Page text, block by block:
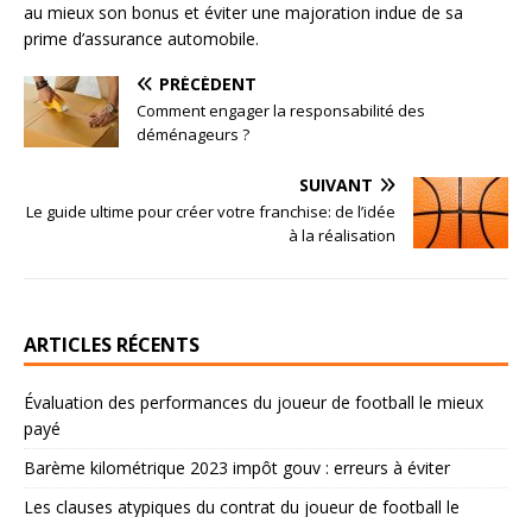
au mieux son bonus et éviter une majoration indue de sa
prime d’assurance automobile.
PRÉCÉDENT
Comment engager la responsabilité des
déménageurs ?
SUIVANT
Le guide ultime pour créer votre franchise: de l’idée
à la réalisation
ARTICLES RÉCENTS
Évaluation des performances du joueur de football le mieux
payé
Barème kilométrique 2023 impôt gouv : erreurs à éviter
Les clauses atypiques du contrat du joueur de football le